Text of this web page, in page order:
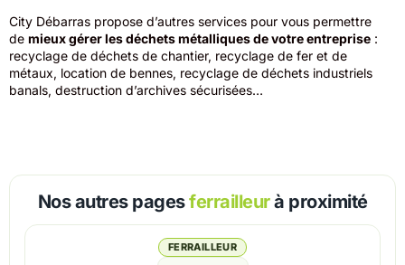
City Débarras propose d’autres services pour vous permettre
de mieux gérer les déchets métalliques de votre entreprise :
recyclage de déchets de chantier, recyclage de fer et de
métaux, location de bennes, recyclage de déchets industriels
banals, destruction d’archives sécurisées…
Nos autres pagesferrailleurà proximité
FERRAILLEUR